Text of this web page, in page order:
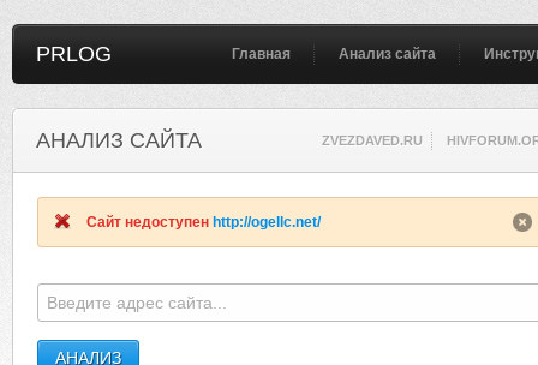
PRLOG Главная Анализ сайта
АНАЛИЗ САЙТА ZVEZDAVED.RU
Сайт недоступен http://ogellc.net/